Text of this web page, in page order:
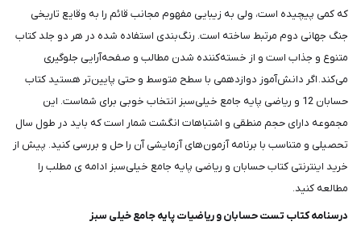
که کمی پیچیده است، ولی به زیبایی مفهوم مجانب قائم را به وقایع تاریخی
جنگ جهانی دوم مرتبط ساخته است. رنگ‌بندی استفاده شده در هر دو جلد کتاب
متنوع و جذاب است و از خسته‌کننده شدن مطالب و صفحه‌آرایی جلوگیری
می‌کند. اگر دانش‌آموز دوازدهمی با سطح متوسط و حتی پایین‌تر هستید کتاب
حسابان 12 و ریاضی پایه جامع خیلی‌سبز انتخاب خوبی برای شماست. این
مجموعه دارای حجم منطقی و اشتباهات انگشت شمار است که باید در طول سال
تحصیلی و متناسب با برنامه آزمون‌های آزمایشی آن را حل و بررسی کنید. پیش از
خرید اینترنتی کتاب حسابان و ریاضی پایه جامع خیلی‌سبز ادامه ی مطلب را
مطالعه کنید.
درسنامه کتاب تست حسابان و ریاضیات پایه جامع خیلی سبز